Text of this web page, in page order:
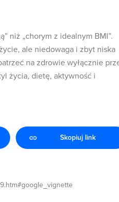
niż „chorym z idealnym BMI”.
ale niedowaga i zbyt niska
na zdrowie wyłącznie
życia, dietę, aktywność i
Skopiuj link